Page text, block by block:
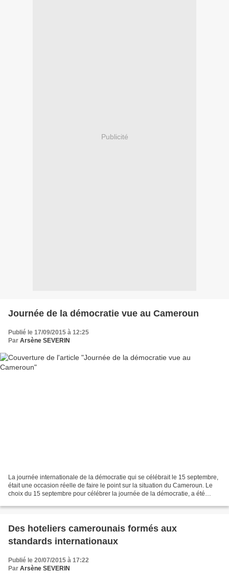
Publicité
Journée de la démocratie vue au Cameroun
Publié le 17/09/2015 à 12:25
Par Arsène SEVERIN
La journée internationale de la démocratie qui se célébrait le 15 septembre,
était une occasion réelle de faire le point sur la situation du Cameroun. Le
choix du 15 septembre pour célébrer la journée de la démocratie, a été
Des hoteliers camerounais formés aux
standards internationaux
Publié le 20/07/2015 à 17:22
Par Arsène SEVERIN